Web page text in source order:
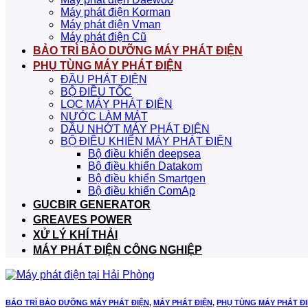
Máy phát điện Korman
Máy phát điện Vman
Máy phát điện Cũ
BẢO TRÌ BẢO DƯỠNG MÁY PHÁT ĐIỆN
PHỤ TÙNG MÁY PHÁT ĐIỆN
ĐẦU PHÁT ĐIỆN
BỘ ĐIỀU TỐC
LỌC MÁY PHÁT ĐIỆN
NƯỚC LÀM MÁT
DẦU NHỚT MÁY PHÁT ĐIỆN
BỘ ĐIỀU KHIỂN MÁY PHÁT ĐIỆN
Bộ điều khiển deepsea
Bộ điều khiển Datakom
Bộ điều khiển Smartgen
Bộ điều khiển ComAp
GUCBIR GENERATOR
GREAVES POWER
XỬ LÝ KHÍ THẢI
MÁY PHÁT ĐIỆN CÔNG NGHIỆP
BẢO TRÌ BẢO DƯỠNG MÁY PHÁT ĐIỆN, MÁY PHÁT ĐIỆN, PHỤ TÙNG MÁY PHÁT